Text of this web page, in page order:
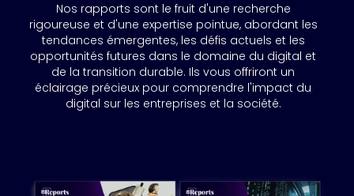
Nos rapports sont le fruit d'une recherche
rigoureuse et d'une expertise pointue, abordant les
tendances émergentes, les défis actuels et les
opportunités futures dans le domaine du digital et
de la transition durable. Ils vous offriront un
éclairage précieux pour comprendre l'impact du
digital sur les entreprises et la société.